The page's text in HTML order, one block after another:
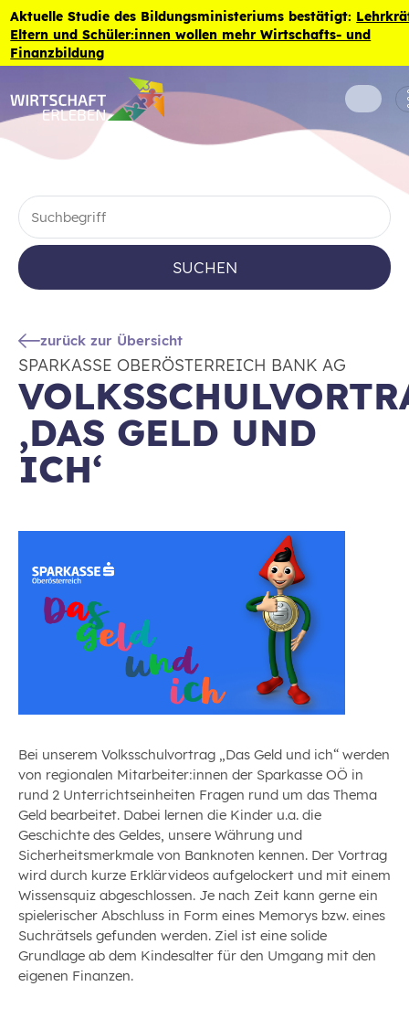
Zum Inhalt der Seite springen
Aktuelle Studie des Bildungsministeriums bestätigt:
Eltern und Schüler:innen wollen mehr Wirtschafts- und
Finanzbildung
SUCHEN
zurück zur Übersicht
SPARKASSE OBERÖSTERREICH BANK AG
‚DAS GELD UND
ICH‘
Bei unserem Volksschulvortrag „Das Geld und ich“ werden
von regionalen Mitarbeiter:innen der Sparkasse OÖ in
rund 2 Unterrichtseinheiten Fragen rund um das Thema
Geld bearbeitet. Dabei lernen die Kinder u.a. die
Geschichte des Geldes, unsere Währung und
Sicherheitsmerkmale von Banknoten kennen. Der Vortrag
wird durch kurze Erklärvideos aufgelockert und mit einem
Wissensquiz abgeschlossen. Je nach Zeit kann gerne ein
spielerischer Abschluss in Form eines Memorys bzw. eines
Suchrätsels gefunden werden. Ziel ist eine solide
Grundlage ab dem Kindesalter für den Umgang mit den
eigenen Finanzen.